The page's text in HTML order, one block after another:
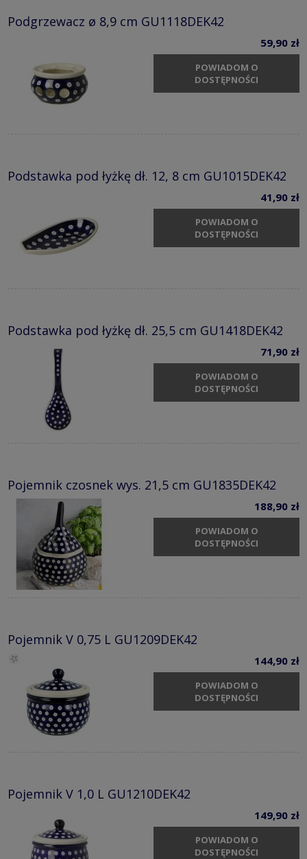
Podgrzewacz ø 8,9 cm GU1118DEK42
59,90 zł
POWIADOM O
DOSTĘPNOŚCI
Podstawka pod łyżkę dł. 12, 8 cm GU1015DEK42
41,90 zł
POWIADOM O
DOSTĘPNOŚCI
Podstawka pod łyżkę dł. 25,5 cm GU1418DEK42
71,90 zł
POWIADOM O
DOSTĘPNOŚCI
Pojemnik czosnek wys. 21,5 cm GU1835DEK42
188,90 zł
POWIADOM O
DOSTĘPNOŚCI
Pojemnik V 0,75 L GU1209DEK42
144,90 zł
POWIADOM O
DOSTĘPNOŚCI
Pojemnik V 1,0 L GU1210DEK42
149,90 zł
POWIADOM O
DOSTĘPNOŚCI